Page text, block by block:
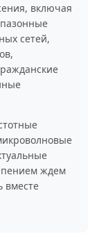
включая
сетей,
ждем
вместе